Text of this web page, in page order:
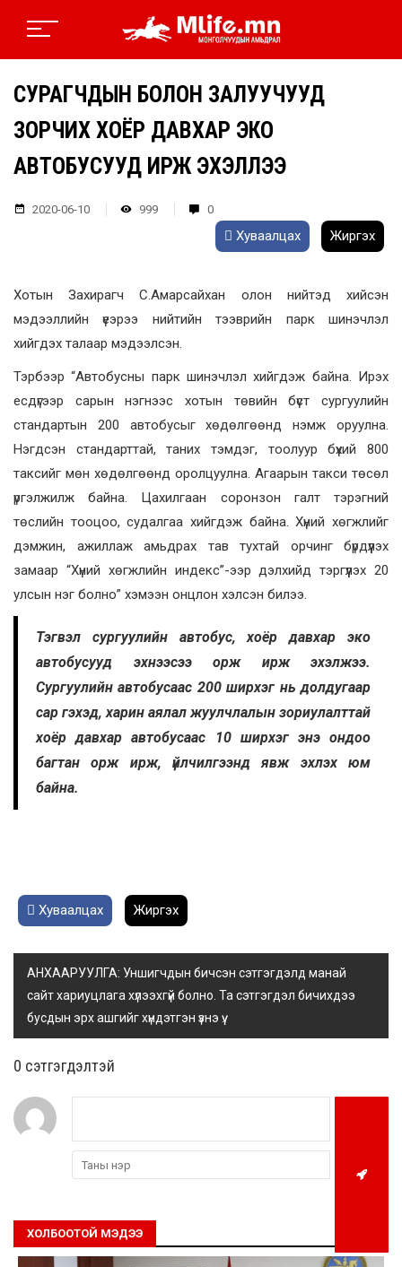
СУРАГЧДЫН БОЛОН ЗАЛУУЧУУД
ЗОРЧИХ ХОЁР ДАВХАР ЭКО
АВТОБУСУУД ИРЖ ЭХЭЛЛЭЭ
2020-06-10 999 0
Хуваалцах Жиргэх
Хотын Захирагч С.Амарсайхан олон нийтэд хийсэн
мэдээллийн үеэрээ нийтийн тээврийн парк шинэчлэл
хийгдэх талаар мэдээлсэн.
Тэрбээр “Автобусны парк шинэчлэл хийгдэж байна. Ирэх
есдүгээр сарын нэгнээс хотын төвийн бүст сургуулийн
стандартын 200 автобусыг хөдөлгөөнд нэмж оруулна.
Нэгдсэн стандарттай, таних тэмдэг, тоолуур бүхий 800
таксийг мөн хөдөлгөөнд оролцуулна. Агаарын такси төсөл
үргэлжилж байна. Цахилгаан соронзон галт тэрэгний
төслийн тооцоо, судалгаа хийгдэж байна. Хүний хөгжлийг
дэмжин, ажиллаж амьдрах тав тухтай орчинг бүрдүүлэх
замаар “Хүний хөгжлийн индекс”-ээр дэлхийд тэргүүлэх 20
улсын нэг болно” хэмээн онцлон хэлсэн билээ.
Тэгвэл сургуулийн автобус, хоёр давхар эко
автобусууд эхнээсээ орж ирж эхэлжээ.
Сургуулийн автобусаас 200 ширхэг нь долдугаар
сар гэхэд, харин аялал жуулчлалын зориулалттай
хоёр давхар автобусаас 10 ширхэг энэ ондоо
багтан орж ирж, үйлчилгээнд явж эхлэх юм
байна.
Хуваалцах Жиргэх
АНХААРУУЛГА: Уншигчдын бичсэн сэтгэгдэлд манай
сайт хариуцлага хүлээхгүй болно. Та сэтгэгдэл бичихдээ
бусдын эрх ашгийг хүндэтгэн үзнэ үү.
0 cэтгэгдэлтэй
ХОЛБООТОЙ МЭДЭЭ